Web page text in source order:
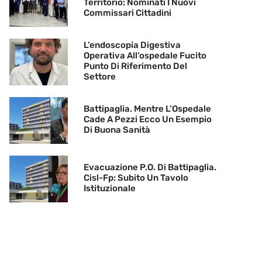
Territorio: Nominati I Nuovi
Commissari Cittadini
L’endoscopia Digestiva
Operativa All’ospedale Fucito
Punto Di Riferimento Del
Settore
Battipaglia. Mentre L’Ospedale
Cade A Pezzi Ecco Un Esempio
Di Buona Sanità
Evacuazione P.O. Di Battipaglia.
Cisl-Fp: Subito Un Tavolo
Istituzionale